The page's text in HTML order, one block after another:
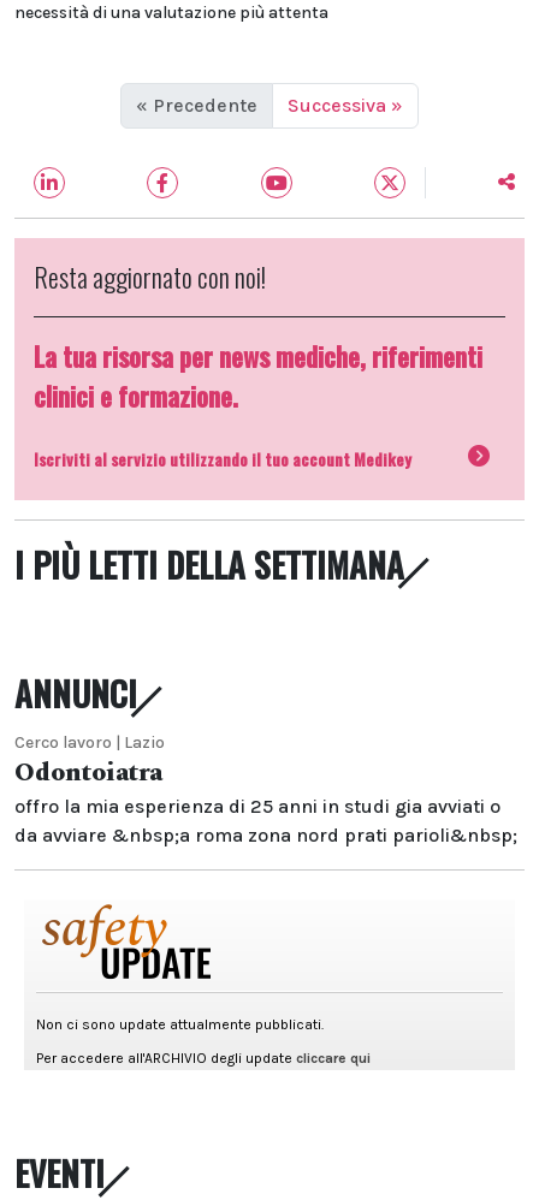
necessità di una valutazione più attenta
« Precedente Successiva »
Resta aggiornato con noi!
La tua risorsa per news mediche, riferimenti
clinici e formazione.
Iscriviti al servizio utilizzando il tuo account Medikey
I PIÙ LETTI DELLA SETTIMANA
ANNUNCI
Cerco lavoro | Lazio
Odontoiatra
offro la mia esperienza di 25 anni in studi gia avviati o
da avviare &nbsp;a roma zona nord prati parioli&nbsp;
EVENTI